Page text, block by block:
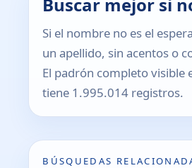
Si el nombre no es el
un apellido, sin acentos o
El padrón completo visible
tiene 1.995.014 registros.
BÚSQUEDAS